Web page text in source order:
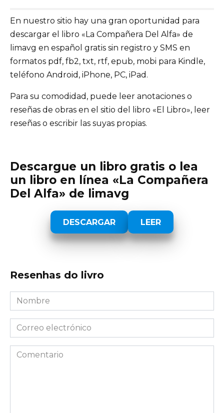
En nuestro sitio hay una gran oportunidad para
descargar el libro «La Compañera Del Alfa» de
limavg en español gratis sin registro y SMS en
formatos pdf, fb2, txt, rtf, epub, mobi para Kindle,
teléfono Android, iPhone, PC, iPad.
Para su comodidad, puede leer anotaciones o
reseñas de obras en el sitio del libro «El Libro», leer
reseñas o escribir las suyas propias.
Descargue un libro gratis o lea
un libro en línea «La Compañera
Del Alfa» de limavg
DESCARGAR LEER
Resenhas do livro
Nombre
*
Correo
electrónico
*Comentario